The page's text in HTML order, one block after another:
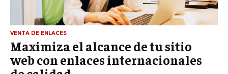
VENTA DE ENLACES
Maximiza el alcance de tu sitio
web con enlaces internacionales